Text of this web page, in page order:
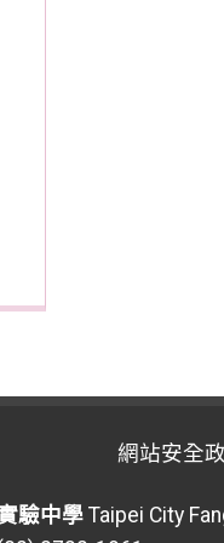
網站安全
驗中學 Taipei City